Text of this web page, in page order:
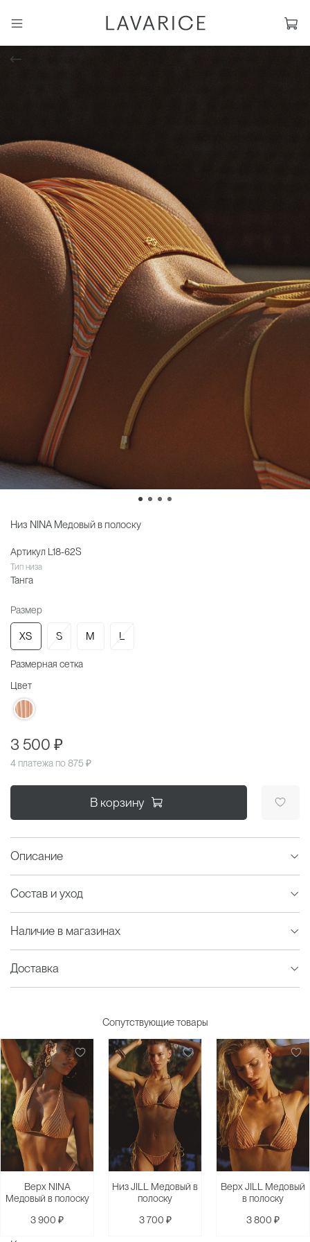
Низ NINA Медовый в полоску
Тип низа
Танга
Размер
XS S M L
Размерная сетка
Артикул L18-62S
Цвет
3 500 ₽
4 платежа по 875 ₽
В корзину
Описание
Состав и уход
Наличие в магазинах
Доставка
Сопутствующие товары
Верх NINA
Медовый в полоску
3 900 ₽
Низ JILL Медовый в
полоску
3 700 ₽
Верх JILL Медовый
в полоску
3 800 ₽